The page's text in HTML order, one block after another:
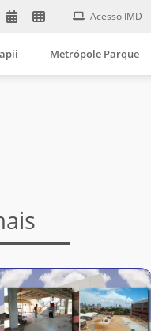
Acesso IMD
Metrópole Parque